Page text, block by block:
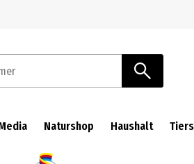
Naturshop Haushalt